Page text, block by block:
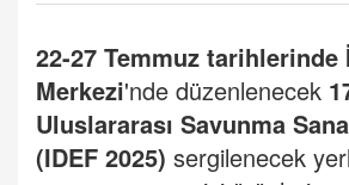
22-27 Temmuz
Merkezi'nde düzenlenecek
Uluslararası Savunma
(IDEF 2025) sergilenecek